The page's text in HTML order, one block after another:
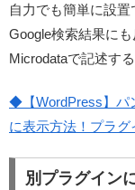
自力でも簡単に設置
Google検索結果に
Microdataで記述す
◆【WordPress】パ
に表示方法！プラグ
別プラグイン